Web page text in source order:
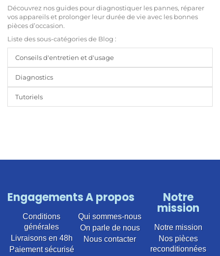
Découvrez nos guides pour diagnostiquer les pannes, réparer
vos appareils et prolonger leur durée de vie avec les bonnes
pièces d’occasion.
Liste des sous-catégories de Blog :
Conseils d'entretien et d'usage
Diagnostics
Tutoriels
Engagements
Conditions
générales
Livraisons en 48h
Paiement sécurisé
A propos
Qui sommes-nous
On parle de nous
Nous contacter
Notre
mission
Notre mission
Nos pièces
reconditionnées